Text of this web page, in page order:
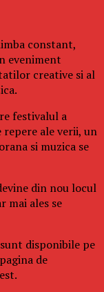
constant,
eveniment
creative si al
festivalul a
ale verii, un
si muzica se
din nou locul
mai ales se
disponibile pe
de